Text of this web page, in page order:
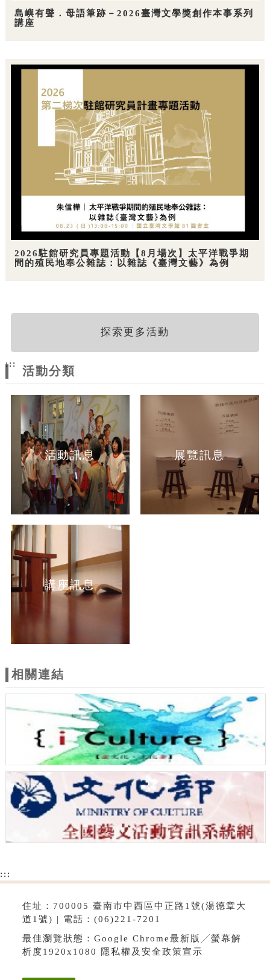
島嶼有聲．母語筆跡－2026臺灣文學獎創作本事系列
講座
2026駐館研究員專題活動【8月場次】太平洋戰爭期
間的殖民地奉公雜誌：以雜誌《臺灣文藝》為例
探索更多活動
:::
活動分類
活動訊息 展覽訊息
講座訊息
相關連結
:::
住址：700005 臺南市中西區中正路1號(湯德章大
道1號) | 電話：(06)221-7201
最佳瀏覽狀態：Google Chrome最新版╱螢幕解
析度1920x1080 隱私權及安全政策宣示